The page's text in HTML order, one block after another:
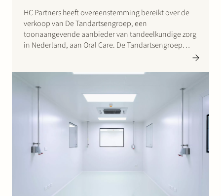
HC Partners heeft overeenstemming bereikt over de
verkoop van De Tandartsengroep, een
toonaangevende aanbieder van tandeelkundige zorg
in Nederland, aan Oral Care. De Tandartsengroep
exploiteert 31 tandartspraktijken en 8 tandtechnische
positie in de Nederlandse mondzorgmakt versterken.
De samenwerking tussen De…